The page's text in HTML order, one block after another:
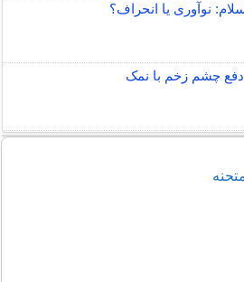
نوآوری یا انحراف؟
چشم زخم با نمک